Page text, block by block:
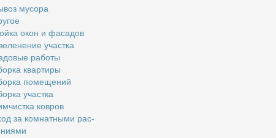
му­со­ра
окон и фа­са­дов
участ­ка
ра­бо­ты
квар­ти­ры
по­ме­ще­ний
участ­ка
ков­ров
за ком­нат­ны­ми рас­